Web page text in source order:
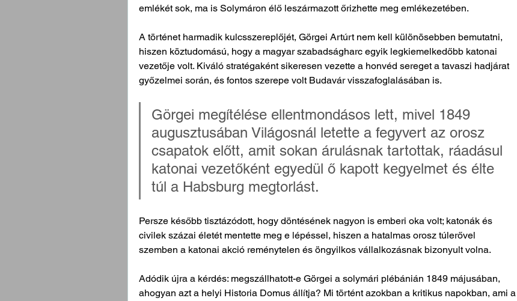
emlékét sok, ma is Solymáron élő leszármazott őrizhette meg emlékezetében.
A történet harmadik kulcsszereplőjét, Görgei Artúrt nem kell különösebben bemutatni,
hiszen köztudomású, hogy a magyar szabadságharc egyik legkiemelkedőbb katonai
vezetője volt. Kiváló stratégaként sikeresen vezette a honvéd sereget a tavaszi hadjárat
győzelmei során, és fontos szerepe volt Budavár visszafoglalásában is.
Görgei megítélése ellentmondásos lett, mivel 1849
augusztusában Világosnál letette a fegyvert az orosz
csapatok előtt, amit sokan árulásnak tartottak, ráadásul
katonai vezetőként egyedül ő kapott kegyelmet és élte
túl a Habsburg megtorlást.
Persze később tisztázódott, hogy döntésének nagyon is emberi oka volt; katonák és
civilek százai életét mentette meg e lépéssel, hiszen a hatalmas orosz túlerővel
szemben a katonai akció reménytelen és öngyilkos vállalkozásnak bizonyult volna.
Adódik újra a kérdés: megszállhatott-e Görgei a solymári plébánián 1849 májusában,
ahogyan azt a helyi Historia Domus állítja? Mi történt azokban a kritikus napokban, ami a